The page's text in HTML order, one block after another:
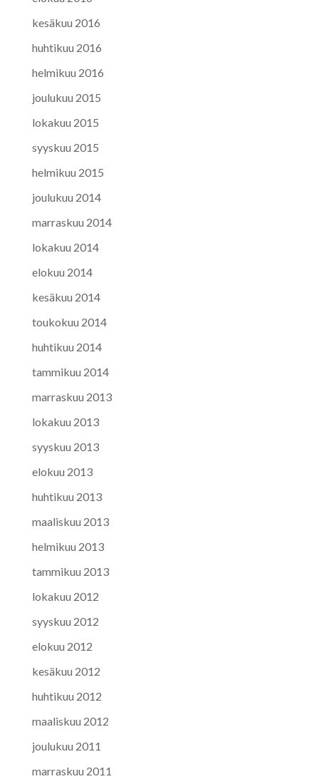
kesäkuu 2016
huhtikuu 2016
helmikuu 2016
joulukuu 2015
lokakuu 2015
syyskuu 2015
helmikuu 2015
joulukuu 2014
marraskuu 2014
lokakuu 2014
elokuu 2014
kesäkuu 2014
toukokuu 2014
huhtikuu 2014
tammikuu 2014
marraskuu 2013
lokakuu 2013
syyskuu 2013
elokuu 2013
huhtikuu 2013
maaliskuu 2013
helmikuu 2013
tammikuu 2013
lokakuu 2012
syyskuu 2012
elokuu 2012
kesäkuu 2012
huhtikuu 2012
maaliskuu 2012
joulukuu 2011
marraskuu 2011